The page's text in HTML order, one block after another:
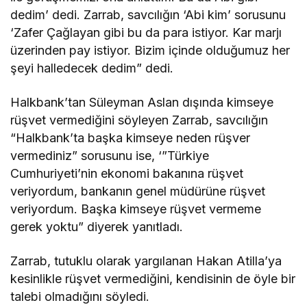
dedim’ dedi. Zarrab, savcılığın ‘Abi kim’ sorusunu
‘Zafer Çağlayan gibi bu da para istiyor. Kar marjı
üzerinden pay istiyor. Bizim içinde olduğumuz her
şeyi halledecek dedim” dedi.
Halkbank’tan Süleyman Aslan dışında kimseye
rüşvet vermediğini söyleyen Zarrab, savcılığın
“Halkbank’ta başka kimseye neden rüşver
vermediniz” sorusunu ise, ‘”Türkiye
Cumhuriyeti’nin ekonomi bakanına rüşvet
veriyordum, bankanın genel müdürüne rüşvet
veriyordum. Başka kimseye rüşvet vermeme
gerek yoktu” diyerek yanıtladı.
Zarrab, tutuklu olarak yargılanan Hakan Atilla’ya
kesinlikle rüşvet vermediğini, kendisinin de öyle bir
talebi olmadığını söyledi.